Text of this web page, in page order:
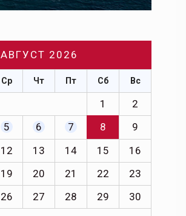
АВГУСТ 2026
Ср Чт Пт Сб Вс
1
2
5 6 7 8
9
12 13 14 15
16
19 20 21 22
23
26 27 28 29
30